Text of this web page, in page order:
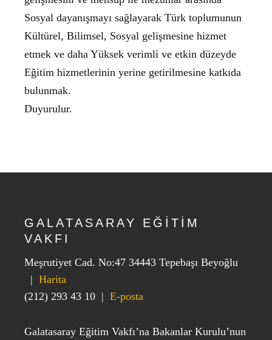
Sosyal dayanışmayı sağlayarak Türk toplumunun
Kültürel, Bilimsel, Sosyal gelişmesine hizmet
etmek ve daha Yüksek verimli ve etkin düzeyde
Eğitim hizmetlerinin yerine getirilmesine katkıda
bulunmak.
Duyurulur.
GALATASARAY EĞİTİM
VAKFI
Meşrutiyet Cad. No:47 34443 Tepebaşı Beyoğlu
| Harita
(212) 293 43 10 | E-posta
Galatasaray Eğitim Vakfı’na Bakanlar Kurulu’nun